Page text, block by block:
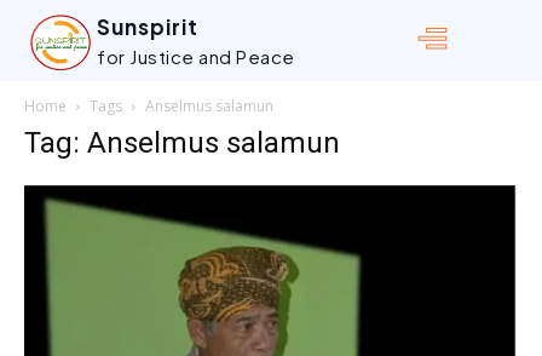
Sunspirit
for Justice and Peace
Home Tags Anselmus salamun
Tag: Anselmus salamun